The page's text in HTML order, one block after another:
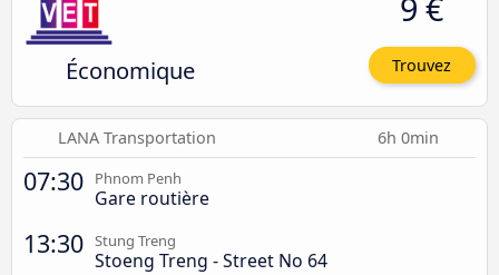
Économique Trouvez
LANA Transportation 6h 0min
07:30 Phnom Penh
Gare routière
13:30 Stung Treng
Stoeng Treng - Street No 64